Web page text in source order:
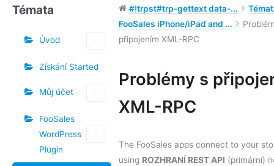
Témata
Úvod
Získání Started
Můj účet
FooSales
WordPress
Plugin
#!trpst#trp-gettext data-...
FooSales iPhone/iPad and ...
připojením XML-RPC
Problémy s
XML-RPC
The FooSales apps connect to your
using ROZHRANÍ REST API (primární)
Štítky
v